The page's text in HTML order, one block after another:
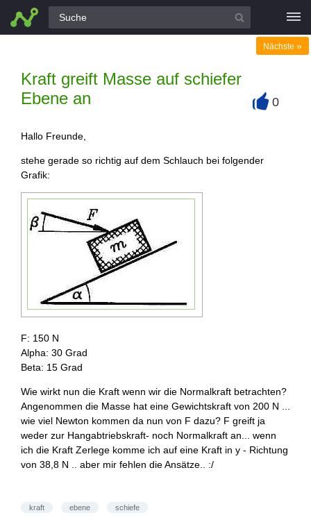
Alle Fragen
Kraft greift Masse auf schiefer
Ebene an
Nächste »
0
Hallo Freunde,
stehe gerade so richtig auf dem Schlauch bei folgender
Grafik:
F: 150 N
Alpha: 30 Grad
Beta: 15 Grad
Wie wirkt nun die Kraft wenn wir die Normalkraft betrachten?
Angenommen die Masse hat eine Gewichtskraft von 200 N ...
wie viel Newton kommen da nun von F dazu? F greift ja
weder zur Hangabtriebskraft- noch Normalkraft an... wenn
ich die Kraft Zerlege komme ich auf eine Kraft in y - Richtung
von 38,8 N .. aber mir fehlen die Ansätze.. :/
kraft ebene schiefe